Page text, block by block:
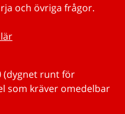
och övriga frågor.
(dygnet runt för
som kräver omedelbar